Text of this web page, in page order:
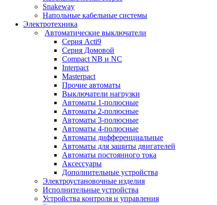
Snakeway
Напольные кабельные системы
Электротехника
Автоматические выключатели
Серия Acti9
Серия Домовой
Compact NB и NC
Interpact
Masterpact
Прочие автоматы
Выключатели нагрузки
Автоматы 1-полюсные
Автоматы 2-полюсные
Автоматы 3-полюсные
Автоматы 4-полюсные
Автоматы дифференциальные
Автоматы для защиты двигателей
Автоматы постоянного тока
Аксессуары
Дополнительные устройства
Электроустановочные изделия
Исполнительные устройства
Устройства контроля и управления